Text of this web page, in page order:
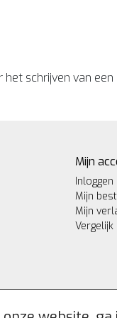
het schrijven van
Mijn
Inloggen
Mijn
Mijn